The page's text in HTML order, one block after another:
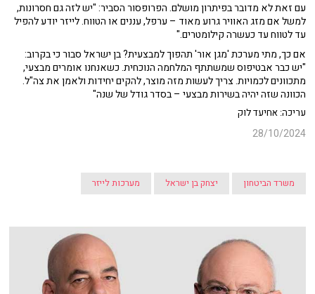
עם זאת לא מדובר בפיתרון מושלם. הפרופסור הסביר: "יש לזה גם חסרונות,
למשל אם מזג האוויר גרוע מאוד – ערפל, עננים או הטווח. לייזר יודע להפיל
עד לטווח עד כעשרה קילומטרים."
אם כך, מתי מערכת 'מגן אור' תהפוך למבצעית? בן ישראל סבור כי בקרוב:
"יש כבר אבטיפוס שמשתתף המלחמה הנוכחית. כשאנחנו אומרים מבצעי,
מתכוונים לכמויות. צריך לעשות מזה מוצר, להקים יחידות ולאמן את צה"ל.
הכוונה שזה יהיה בשירות מבצעי – בסדר גודל של שנה"
עריכה: אחיעד לוק
28/10/2024
משרד הביטחון יצחק בן ישראל מערכות לייזר